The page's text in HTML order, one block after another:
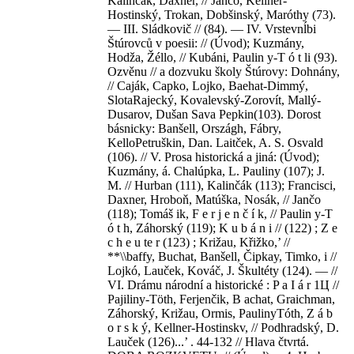
Hostinský, Trokan, Dobšinský, Maróthy (73).
— III. Sládkovič // (84). — IV. Vrstevnĺbi
Štúrovců v poesii: // (Úvod); Kuzmány,
Hodža, Žéllo, // Kubáni, Paulin y-T ó t li (93).
Ozvěnu // a dozvuku školy Štúrovy: Dohnány,
// Caják, Capko, Lojko, Baehat-Dimmý,
SlotaRajecký, Kovalevský-Zorovít, Mallý-
Dusarov, Dušan Sava Pepkin(103). Dorost
básnicky: Banšell, Országh, Fábry,
KelloPetruškin, Dan. Laitček, A. S. Osvald
(106). // V. Prosa historická a jiná: (Úvod);
Kuzmány, á. Chalúpka, L. Pauliny (107); J.
M. // Hurban (111), Kalinčák (113); Francisci,
Daxner, Hroboň, Matúška, Nosák, // Jančo
(118); Tomáš ik, F e r j e n č í k, // Paulin y-T
ó t h, Záhorský (119); K u b á n i // (122) ; Z e
c h e u te r (123) ; Križau, Křižko,’ //
**\\baffy, Buchat, Banšell, Čipkay, Timko, i //
Lojkó, Lauček, Kováč, J. Škultéty (124). — //
VI. Drámu národní a historické : P a I á r 1Ц //
Pajiliny-Töth, Ferjenčik, B achat, Graichman,
Záhorský, Križau, Ormis, PaulinyTóth, Z á b
o r s k ý, Kellner-Hostinskv, // Podhradský, D.
Lauček (126)...’ . 44-132 // Hlava čtvrtá.